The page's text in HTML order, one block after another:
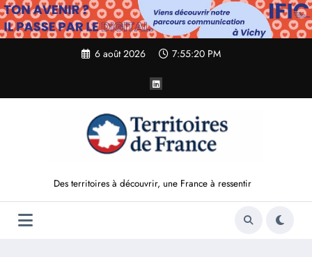
Aller
au
contenu
6 août 2026 7:55:21 PM
Des territoires à découvrir, une France à ressentir